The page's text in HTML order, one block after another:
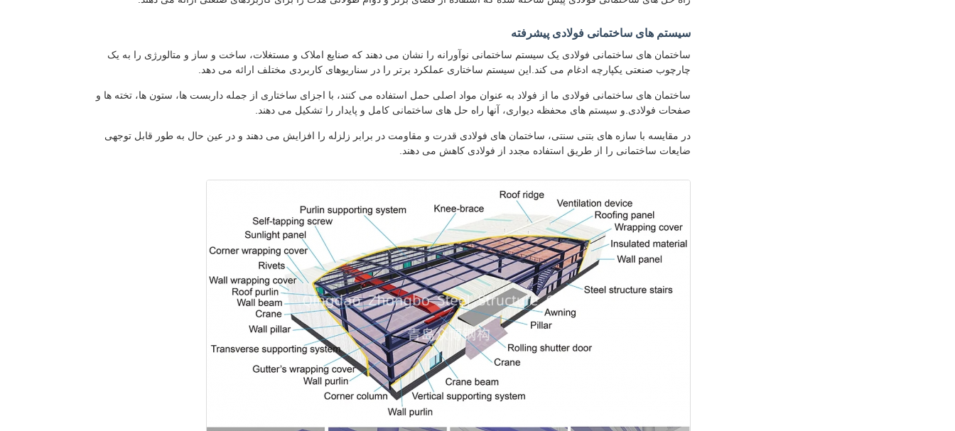
سیستم های ساختمانی فولادی پیشرفته
ساختمان های ساختمانی فولادی یک سیستم ساختمانی نوآورانه را نشان می دهند که صنایع املاک و مستغلات، ساخت و ساز و متالورژی را به یک
چارچوب صنعتی یکپارچه ادغام می کند.این سیستم ساختاری عملکرد برتر را در سناریوهای کاربردی مختلف ارائه می دهد.
ساختمان های ساختمانی فولادی ما از فولاد به عنوان مواد اصلی حمل استفاده می کنند، با اجزای ساختاری از جمله داربست ها، ستون ها، تخته ها و
صفحات فولادی.و سیستم های محفظه دیواری، آنها راه حل های ساختمانی کامل و پایدار را تشکیل می دهند.
در مقایسه با سازه های بتنی سنتی، ساختمان های فولادی قدرت و مقاومت در برابر زلزله را افزایش می دهند و در عین حال به طور قابل توجهی
ضایعات ساختمانی را از طریق استفاده مجدد از فولادی کاهش می دهند.